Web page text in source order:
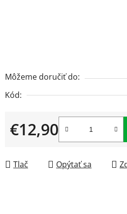
Môžeme doručiť do:
Kód:
€12,90
Jednotková cena:
Tlač Opýtať sa